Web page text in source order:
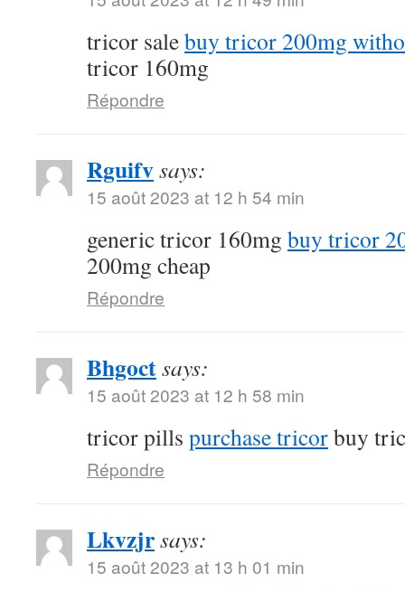
tricor salebuy tricor 200mg
tricor 160mg
Répondre
Rguifvsays:
15 août 2023 at 12 h 54 min
generic tricor 160mg buy tricor
200mg cheap
Répondre
Bhgoctsays:
15 août 2023 at 12 h 58 min
tricor pills purchase tricorbuy
Répondre
Lkvzjrsays:
15 août 2023 at 13 h 01 min